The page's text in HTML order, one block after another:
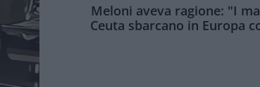
Meloni aveva ragione: "I
Ceuta sbarcano in Europa